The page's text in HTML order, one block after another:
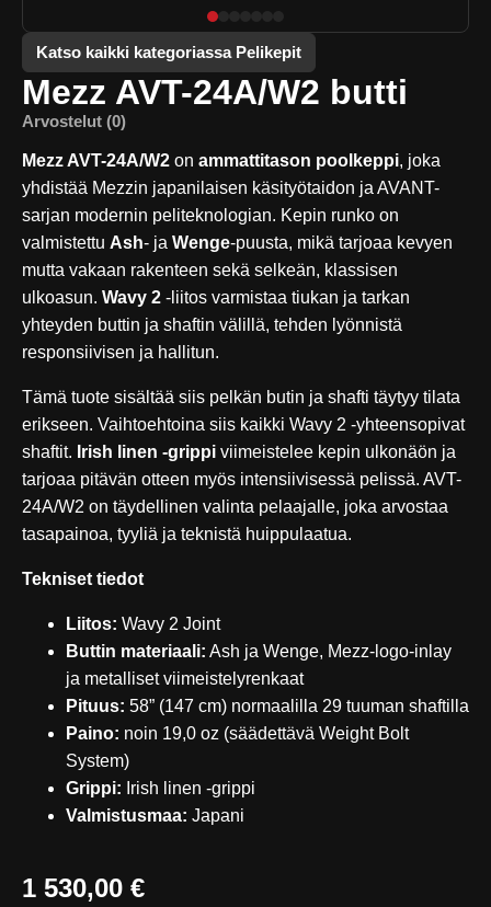
Katso kaikki kategoriassa Pelikepit
Mezz AVT-24A/W2 butti
Arvostelut (0)
Mezz AVT-24A/W2 on ammattitason poolkeppi, joka
yhdistää Mezzin japanilaisen käsityötaidon ja AVANT-
sarjan modernin peliteknologian. Kepin runko on
valmistettu Ash- ja Wenge-puusta, mikä tarjoaa kevyen
mutta vakaan rakenteen sekä selkeän, klassisen
ulkoasun. Wavy 2 -liitos varmistaa tiukan ja tarkan
yhteyden buttin ja shaftin välillä, tehden lyönnistä
responsiivisen ja hallitun.
Tämä tuote sisältää siis pelkän butin ja shafti täytyy tilata
erikseen. Vaihtoehtoina siis kaikki Wavy 2 -yhteensopivat
shaftit. Irish linen -grippi viimeistelee kepin ulkonäön ja
tarjoaa pitävän otteen myös intensiivisessä pelissä. AVT-
24A/W2 on täydellinen valinta pelaajalle, joka arvostaa
tasapainoa, tyyliä ja teknistä huippulaatua.
Tekniset tiedot
Liitos: Wavy 2 Joint
Buttin materiaali: Ash ja Wenge, Mezz-logo-inlay
ja metalliset viimeistelyrenkaat
Pituus: 58” (147 cm) normaalilla 29 tuuman shaftilla
Paino: noin 19,0 oz (säädettävä Weight Bolt
System)
Grippi: Irish linen -grippi
Valmistusmaa: Japani
1 530,00 €